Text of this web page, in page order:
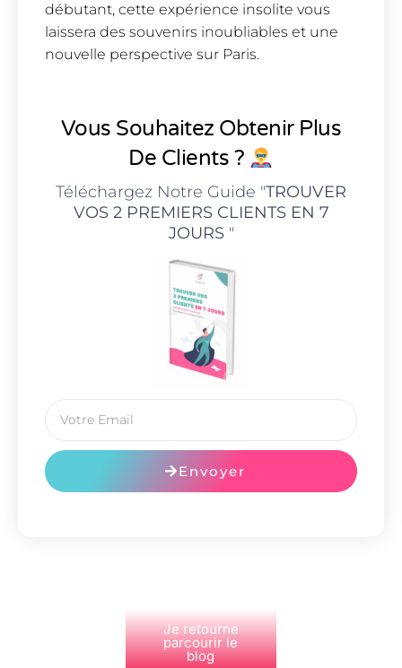
débutant, cette expérience insolite vous
laissera des souvenirs inoubliables et une
nouvelle perspective sur Paris.
Vous Souhaitez Obtenir Plus
De Clients ?
Téléchargez Notre Guide "TROUVER
VOS 2 PREMIERS CLIENTS EN 7
JOURS"
Envoyer
Je retourne
parcourir le
blog